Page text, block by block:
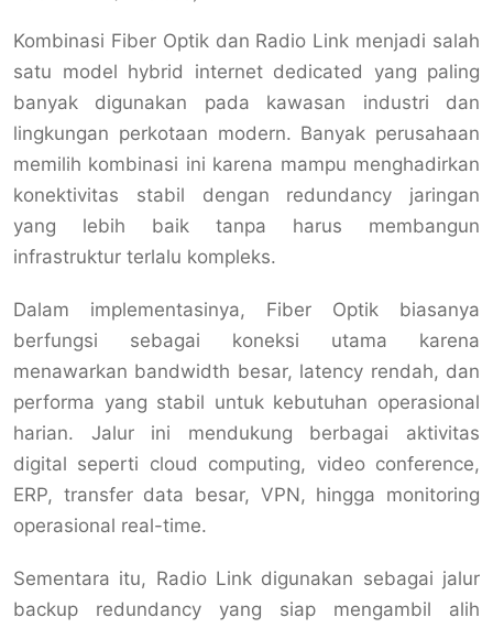
Kombinasi Fiber Optik dan Radio Link menjadi salah
satu model hybrid internet dedicated yang paling
banyak digunakan pada kawasan industri dan
lingkungan perkotaan modern. Banyak perusahaan
memilih kombinasi ini karena mampu menghadirkan
konektivitas stabil dengan redundancy jaringan
yang lebih baik tanpa harus membangun
infrastruktur terlalu kompleks.
Dalam implementasinya, Fiber Optik biasanya
berfungsi sebagai koneksi utama karena
menawarkan bandwidth besar, latency rendah, dan
performa yang stabil untuk kebutuhan operasional
harian. Jalur ini mendukung berbagai aktivitas
digital seperti cloud computing, video conference,
ERP, transfer data besar, VPN, hingga monitoring
operasional real-time.
Sementara itu, Radio Link digunakan sebagai jalur
backup redundancy yang siap mengambil alih